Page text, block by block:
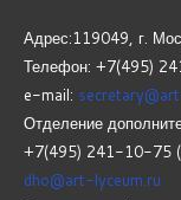
Адрес:119049, г.
Телефон: +7(495)
e-mail:
Отделение
+7(495) 241-10-75
dho@art-lyceum.ru